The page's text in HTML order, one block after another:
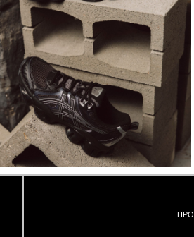
ПРО НАС
БРЕНДИ
КОНТАКТИ
ОБМІН ТА
ПОВЕРНЕННЯ
ОПЛАТА ТА ДОСТАВКА
ПОЛІТИКА КОНФІДЕНЦІЙНОСТІ